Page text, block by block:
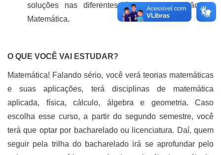
soluções nas diferentes áreas de aplicação da
Matemática.
O QUE VOCÊ VAI ESTUDAR?
Matemática! Falando sério, você verá teorias matemáticas
e suas aplicações, terá disciplinas de matemática
aplicada, física, cálculo, álgebra e geometria. Caso
escolha esse curso, a partir do segundo semestre, você
terá que optar por bacharelado ou licenciatura. Daí, quem
seguir pela trilha do bacharelado irá se aprofundar pelo